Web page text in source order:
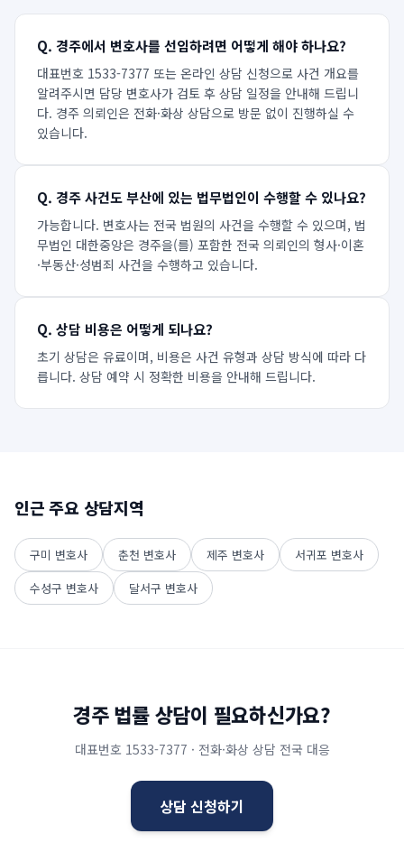
Q. 경주에서 변호사를 선임하려면 어떻게 해야 하나요?
대표번호 1533-7377 또는 온라인 상담 신청으로 사건 개요를
알려주시면 담당 변호사가 검토 후 상담 일정을 안내해 드립니
다. 경주 의뢰인은 전화·화상 상담으로 방문 없이 진행하실 수
있습니다.
Q. 경주 사건도 부산에 있는 법무법인이 수행할 수 있나요?
가능합니다. 변호사는 전국 법원의 사건을 수행할 수 있으며, 법
무법인 대한중앙은 경주을(를) 포함한 전국 의뢰인의 형사·이혼
·부동산·성범죄 사건을 수행하고 있습니다.
Q. 상담 비용은 어떻게 되나요?
초기 상담은 유료이며, 비용은 사건 유형과 상담 방식에 따라 다
릅니다. 상담 예약 시 정확한 비용을 안내해 드립니다.
인근 주요 상담지역
구미 변호사 춘천 변호사 제주 변호사 서귀포 변호사
수성구 변호사 달서구 변호사
경주법률 상담이 필요하신가요?
대표번호 1533-7377 · 전화·화상 상담 전국 대응
상담 신청하기